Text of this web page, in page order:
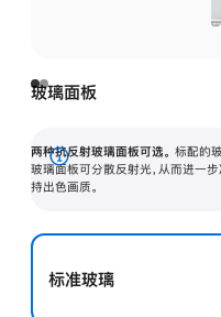
玻璃面板
两种抗反射玻璃面板可选。 标配的
玻璃面板可分散反射光，从而进一
持出色画质。
展
开
标准玻璃